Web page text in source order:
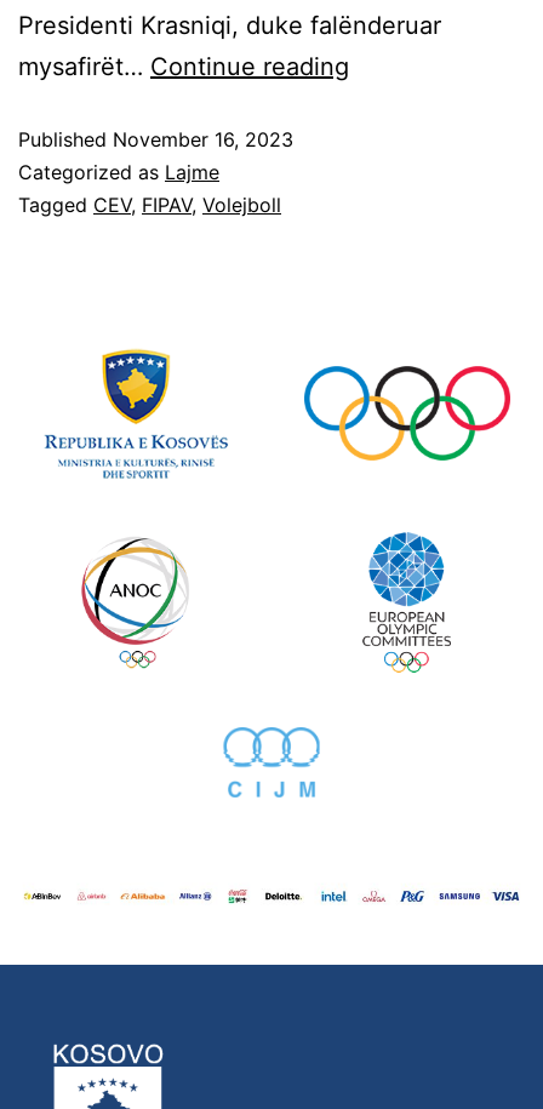
Presidenti Krasniqi, duke falënderuar
mysafirët… Continue reading
Published November 16, 2023
Categorized as Lajme
Tagged CEV, FIPAV, Volejboll